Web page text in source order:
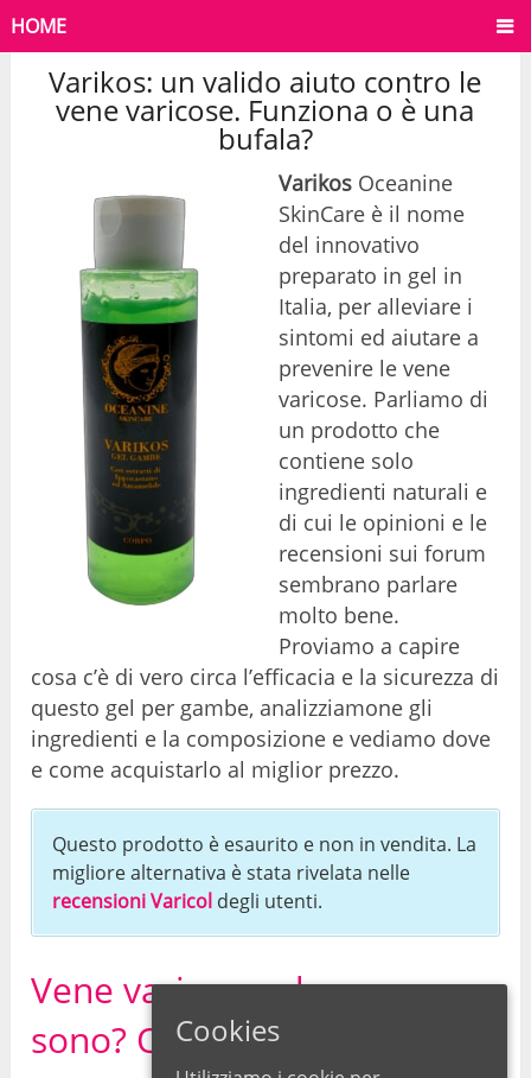
HOME
Varikos: un valido aiuto contro le
vene varicose. Funziona o è una
bufala?
VarikosOceanine
SkinCare è il nome
del innovativo
preparato in gel in
Italia, per alleviare i
sintomi ed aiutare a
prevenire le vene
varicose. Parliamo di
un prodotto che
contiene solo
ingredienti naturali e
di cui le opinioni e le
recensioni sui forum
sembrano parlare
molto bene.
Proviamo a capire
cosa c’è di vero circa l’efficacia e la sicurezza di
questo gel per gambe, analizziamone gli
ingredienti e la composizione e vediamo dove
e come acquistarlo al miglior prezzo.
Questo prodotto è esaurito e non in vendita. La
migliore alternativa è stata rivelata nelle
recensioni Varicol degli utenti.
Vene varicose: che cosa
sono? Quali sono le cause di
Cookies